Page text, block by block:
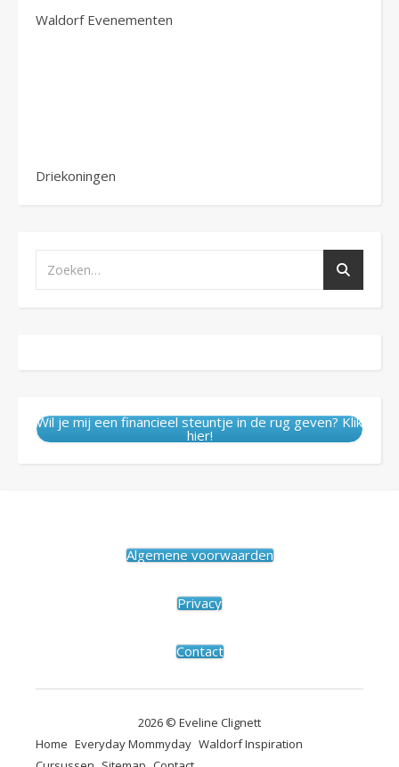
Waldorf Evenementen
Driekoningen
Wil je mij een financieel steuntje in de rug geven? Klik
hier!
Algemene voorwaarden
Privacy
Contact
2026 © Eveline Clignett
Home Everyday Mommyday Waldorf Inspiration